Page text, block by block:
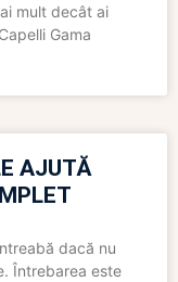
mult decât ai
Gama
AJUTĂ
dacă nu
Întrebarea este